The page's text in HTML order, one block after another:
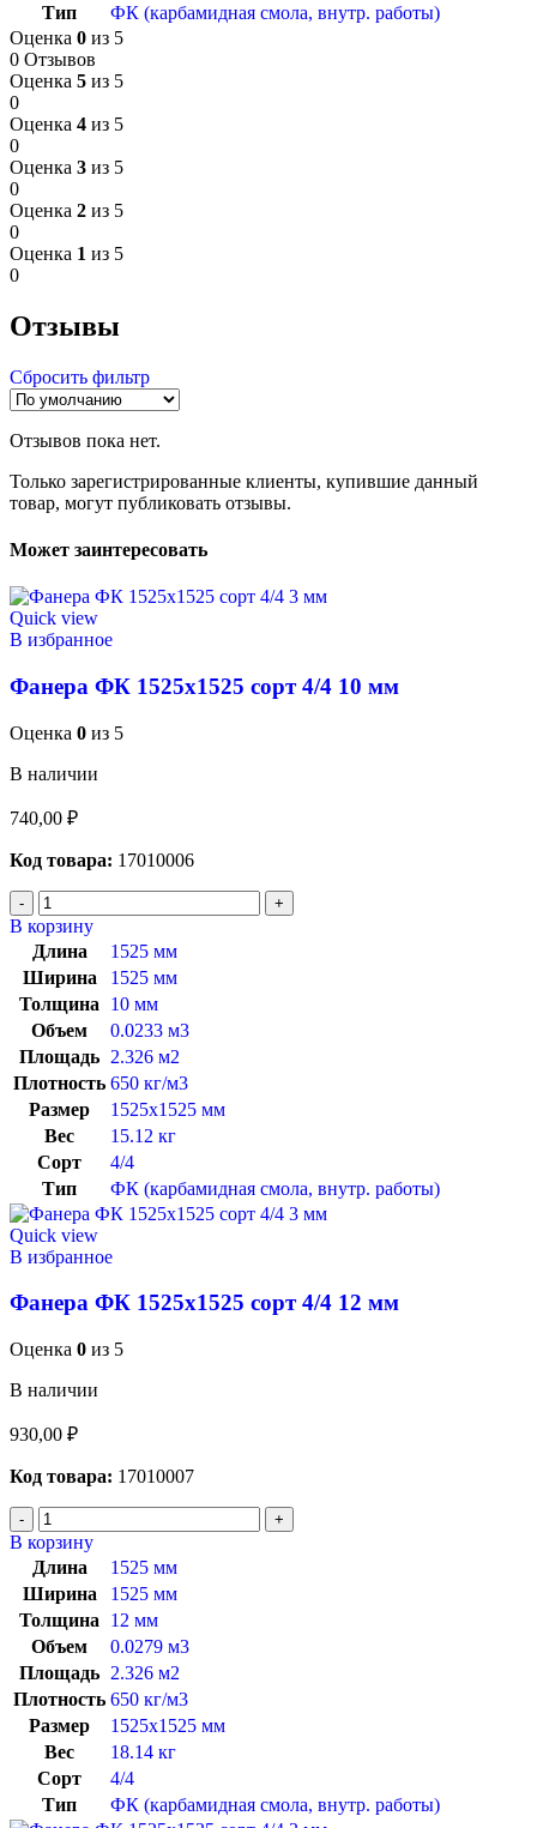
Тип
ФК (карбамидная смола, внутр. работы)
Оценка 0 из 5
0 Отзывов
Оценка 5 из 5
0
Оценка 4 из 5
0
Оценка 3 из 5
0
Оценка 2 из 5
0
Оценка 1 из 5
0
Отзывы
Сбросить фильтр
Отзывов пока нет.
Только зарегистрированные клиенты, купившие данный
товар, могут публиковать отзывы.
Может заинтересовать
Quick view
В избранное
Фанера ФК 1525х1525 сорт 4/4 10 мм
Оценка 0 из 5
В наличии
740,00 ₽
Код товара: 17010006
В корзину
Длина
1525 мм
Ширина
1525 мм
Толщина
10 мм
Объем
0.0233 м3
Площадь 2.326 м2
Плотность 650 кг/м3
Размер
1525х1525 мм
Вес
15.12 кг
Сорт
4/4
Тип
ФК (карбамидная смола, внутр. работы)
Quick view
В избранное
Фанера ФК 1525х1525 сорт 4/4 12 мм
Оценка 0 из 5
В наличии
930,00 ₽
Код товара: 17010007
В корзину
Длина
1525 мм
Ширина
1525 мм
Толщина
12 мм
Объем
0.0279 м3
Площадь 2.326 м2
Плотность 650 кг/м3
Размер
1525х1525 мм
Вес
18.14 кг
Сорт
4/4
Тип
ФК (карбамидная смола, внутр. работы)